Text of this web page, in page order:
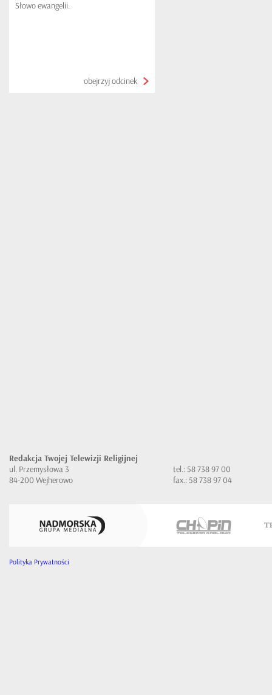
Słowo ewangelii.
obejrzyj odcinek
Redakcja Twojej Telewizji Religijnej
ul. Przemysłowa 3
84-200 Wejherowo
tel.: 58 738 97 00
fax.: 58 738 97 04
Polityka Prywatności